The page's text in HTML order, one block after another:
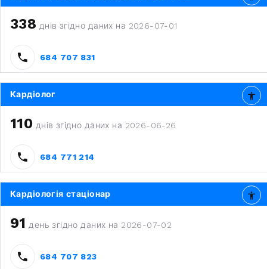
338 днів згідно даних на 2026-07-01
684 707 831
Кардіолог
110 днів згідно даних на 2026-06-26
684 771 214
Кардіологія стаціонар
91 день згідно даних на 2026-07-02
684 707 823